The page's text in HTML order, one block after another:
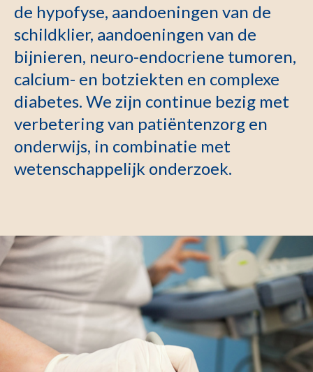
de hypofyse, aandoeningen van de
schildklier, aandoeningen van de
bijnieren, neuro-endocriene tumoren,
calcium- en botziekten en complexe
diabetes. We zijn continue bezig met
verbetering van patiëntenzorg en
onderwijs, in combinatie met
wetenschappelijk onderzoek.